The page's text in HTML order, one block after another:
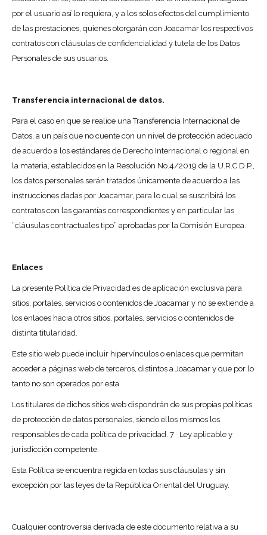
por el usuario así lo requiera, y a los solos efectos del cumplimiento
de las prestaciones, quienes otorgarán con Joacamar los respectivos
contratos con cláusulas de confidencialidad y tutela de los Datos
Personales de sus usuarios.
Transferencia internacional de datos.
Para el caso en que se realice una Transferencia Internacional de
Datos, a un país que no cuente con un nivel de protección adecuado
de acuerdo a los estándares de Derecho Internacional o regional en
la materia, establecidos en la Resolución No.4/2019 de la U.R.C.D.P.,
los datos personales serán tratados únicamente de acuerdo a las
instrucciones dadas por Joacamar, para lo cual se suscribirá los
contratos con las garantías correspondientes y en particular las
“cláusulas contractuales tipo” aprobadas por la Comisión Europea.
Enlaces
La presente Política de Privacidad es de aplicación exclusiva para
sitios, portales, servicios o contenidos de Joacamar y no se extiende a
los enlaces hacia otros sitios, portales, servicios o contenidos de
distinta titularidad.
Este sitio web puede incluir hipervínculos o enlaces que permitan
acceder a páginas web de terceros, distintos a Joacamar y que por lo
tanto no son operados por esta.
Los titulares de dichos sitios web dispondrán de sus propias políticas
de protección de datos personales, siendo ellos mismos los
responsables de cada política de privacidad. 7 Ley aplicable y
jurisdicción competente.
Esta Política se encuentra regida en todas sus cláusulas y sin
excepción por las leyes de la República Oriental del Uruguay.
Cualquier controversia derivada de este documento relativa a su